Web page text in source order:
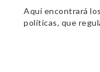
Aquí encontrará
políticas, que